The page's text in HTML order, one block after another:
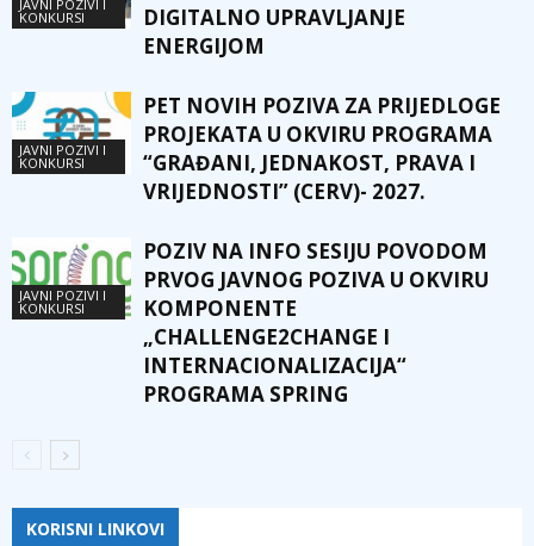
JAVNI POZIVI I
KONKURSI
DIGITALNO UPRAVLJANJE
ENERGIJOM
JAVNI POZIVI I
KONKURSI
PET NOVIH POZIVA ZA PRIJEDLOGE
PROJEKATA U OKVIRU PROGRAMA
“GRAĐANI, JEDNAKOST, PRAVA I
VRIJEDNOSTI” (CERV)- 2027.
JAVNI POZIVI I
KONKURSI
POZIV NA INFO SESIJU POVODOM
PRVOG JAVNOG POZIVA U OKVIRU
KOMPONENTE
„CHALLENGE2CHANGE I
INTERNACIONALIZACIJA“
PROGRAMA SPRING
KORISNI LINKOVI